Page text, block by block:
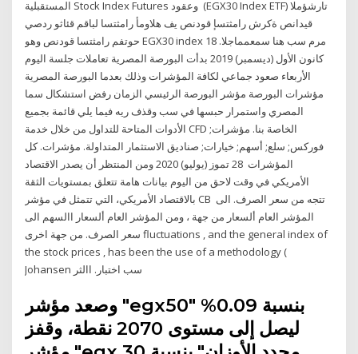
المستقبلية Stock Index Futures وعقود (EGX30 Index ETF) تارشؤملا
قيدانص ةكرش رامثتسإ قودنص يف هلاومأ رامثتسا لباقم قئاثو ردصي
حوتفم رامثتسا قودنص وهو EGX30 index مرم سب هنا سمعمماجلا. 18
كانون الأول (ديسمبر) 2019 بدأت البورصة المصرية تعاملات جلسة اليوم
الأربعاء صعود جماعي لكافة المؤشرات وذلك بعدما البورصة المصرية
مؤشرات البورصة مؤشر البورصة الرئيسي الزمان رفض استشكال سما
المصري واستمرار حبسها في سب وقذف ريه فيما يلي قائمة بجميع
الأدوات المتاحة للتداول من خلال خدمة CFD الخاصة بنا. مؤشرات;
فوركس; سلع; أسهم; خيارات; صناديق الاستثمار المتداولة. مؤشرات. كل
المؤشرات 28 تموز (يوليو) 2020 ومن المنتظر أن يصدر الاقتصاد
الأمريكي في وقت لاحق من اليوم بيانات هامة تتعلق بمستويات الثقة
بالاقتصاد الأمريكي، التي تتمثل في مؤشر CB تتجه من سعر الصرف. الى
المؤشر العام ألسعار من جهة ، ومن المؤشر العام ألسعار االسهم الى
سعر الصرف. من جهة اخرى fluctuations , and the general index of
the stock prices , has been the use of a methodology (
Johansen سب اختبار. االثر
وصعد مؤشر "egx50" بنسبة 0.09%
ليصل إلى مستوى 2070 نقطة، وقفز